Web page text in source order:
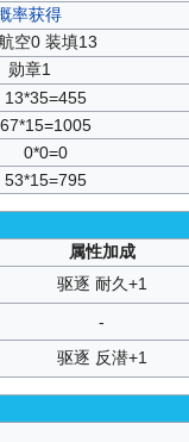
言：A1
响：A1/A2/A3
/A2/A3/C1/C2/C3
之华
：A4/C4/A2
/A1/A2 A3/C3
/A3/B1/
/A2/A3/B1/B2/B3
/A2/A3/B1/B2/B3
ESP/SP1
C3/D1/D2/D3
T1/T2/T3/T4
/C3/D1/D2/D3/SP
泉：T1
SP2/SP3/SP4
B1/B2/B3
/C3/D1/D2/D3/SP
/SP2/ SP3/SP4
A3/C1/C2/C3
C3/D1/D2/D3/SP
：B1/B2/B3
/SP3/SP4/VSP
率获得
空0 装填13
勋章1
13*35=455
67*15=1005
0*0=0
53*15=795
属性加成
驱逐 耐久+1
-
驱逐 反潜+1